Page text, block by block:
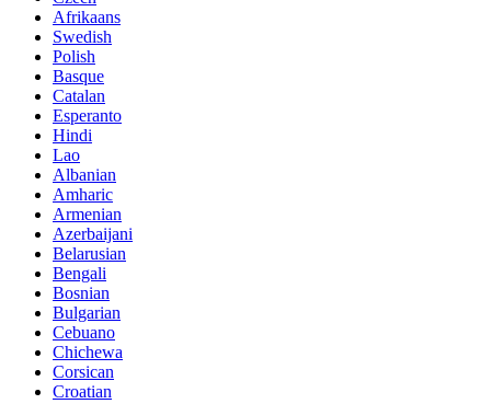
Afrikaans
Swedish
Polish
Basque
Catalan
Esperanto
Hindi
Lao
Albanian
Amharic
Armenian
Azerbaijani
Belarusian
Bengali
Bosnian
Bulgarian
Cebuano
Chichewa
Corsican
Croatian